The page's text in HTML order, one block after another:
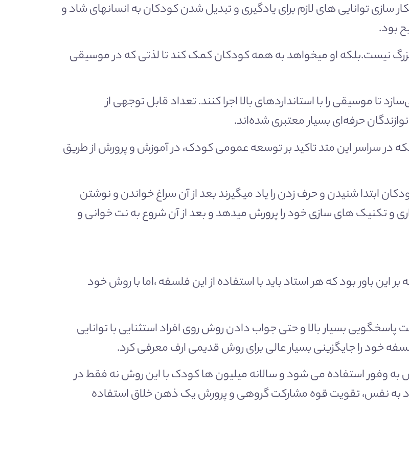
توانایی های لازم برای یادگیری و تبدیل شدن کودکان به انسانهای شاد و
بود.
نیست.بلکه او میخواهد به همه کودکان کمک کند تا لذتی که در موسیقی
تا موسیقی را با استانداردهای بالا اجرا کنند. تعداد قابل توجهی از
حرفه‌ای بسیار معتبری شده‌اند.
در سراسر این متد تاکید بر توسعه عمومی کودک، در آموزش و پرورش از طریق
ابتدا شنیدن و حرف زدن را یاد میگیرند بعد از آن سراغ خواندن و نوشتن
و تکنیک های سازی خود را پرورش میدهد و بعد از آن شروع به نت خوانی و
این باور بود که هر استاد باید با استفاده از این فلسفه ،اما با روش خود
بسیار بالا و حتی جواب دادن روش روی افراد استثنایی با توانایی
خود را جایگزینی بسیار عالی برای روش قدیمی ارف معرفی کرد.
به وفور استفاده می شود و سالانه میلیون ها کودک با این روش نه فقط در
به نفس، تقویت قوه مشارکت گروهی و پرورش یک ذهن خلاق استفاده